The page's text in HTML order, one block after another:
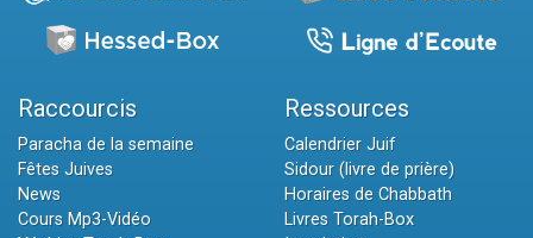
Raccourcis
Paracha de la semaine
Fêtes Juives
News
Cours Mp3-Vidéo
Ressources
Calendrier Juif
Sidour (livre de prière)
Horaires de Chabbath
Livres Torah-Box